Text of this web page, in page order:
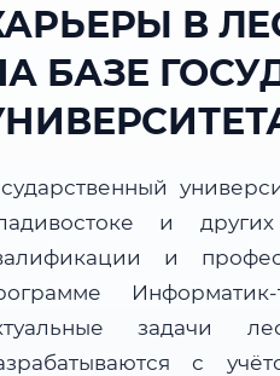
В
БАЗЕ
и
и
задачи
с